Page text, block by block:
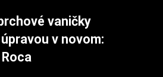
vaničky
v novom: